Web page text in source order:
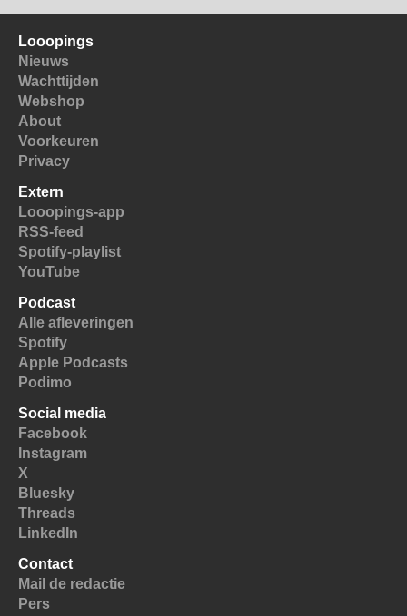
Looopings
Nieuws
Wachttijden
Webshop
About
Voorkeuren
Privacy
Extern
Looopings-app
RSS-feed
Spotify-playlist
YouTube
Podcast
Alle afleveringen
Spotify
Apple Podcasts
Podimo
Social media
Facebook
Instagram
X
Bluesky
Threads
LinkedIn
Contact
Mail de redactie
Pers